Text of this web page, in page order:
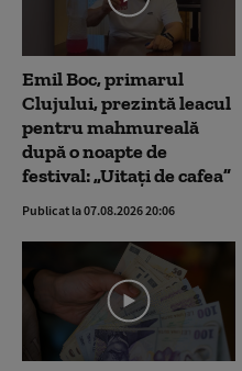
Emil Boc, primarul
Clujului, prezintă leacul
pentru mahmureală
după o noapte de
festival: „Uitați de cafea”
Publicat la 07.08.2026 20:06